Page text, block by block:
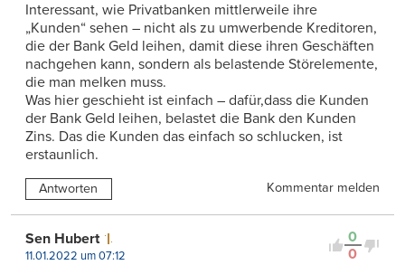
Interessant, wie Privatbanken mittlerweile ihre
„Kunden“ sehen – nicht als zu umwerbende Kreditoren,
die der Bank Geld leihen, damit diese ihren Geschäften
nachgehen kann, sondern als belastende Störelemente,
die man melken muss.
Was hier geschieht ist einfach – dafür,dass die Kunden
der Bank Geld leihen, belastet die Bank den Kunden
Zins. Das die Kunden das einfach so schlucken, ist
erstaunlich.
Antworten Kommentar melden
0
0
Sen Hubert
11.01.2022 um 07:12